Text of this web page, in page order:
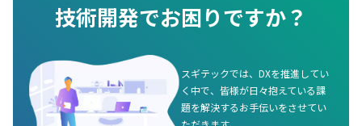
技術開発でお困りですか？
スギテックでは、DXを推進してい
く中で、皆様が日々抱えている課
題を解決するお手伝いをさせてい